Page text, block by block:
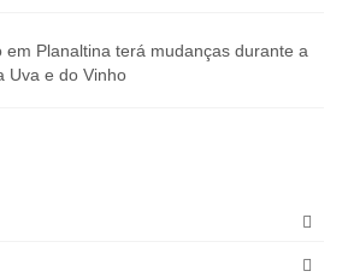
em Planaltina terá mudanças durante a
Uva e do Vinho